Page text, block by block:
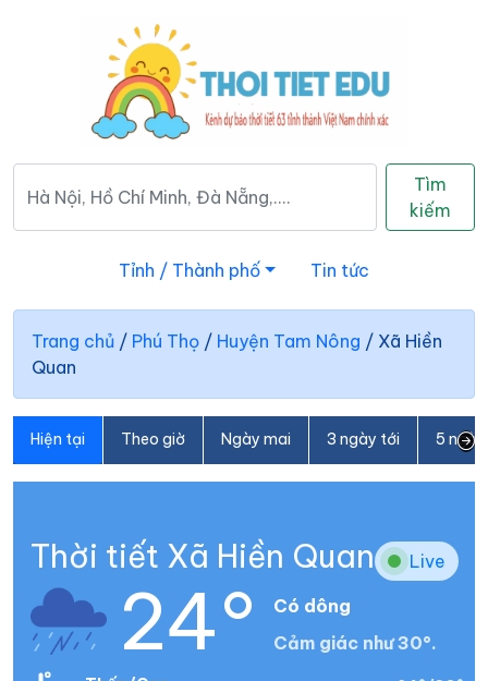
Tìm
kiếm
Tỉnh / Thành phố Tin tức
Trang chủ / Phú Thọ / Huyện Tam Nông / Xã Hiền
Quan
Hiện tại Theo giờ Ngày mai 3 ngày tới 5
Thời tiết Xã Hiền Quan Live
24°
Có dông
Cảm giác như 30°.